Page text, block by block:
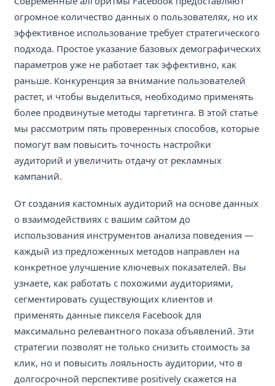
огромное количество данных о пользователях, но их
эффективное использование требует стратегического
подхода. Простое указание базовых демографических
параметров уже не работает так эффективно, как
раньше. Конкуренция за внимание пользователей
растет, и чтобы выделиться, необходимо применять
более продвинутые методы таргетинга. В этой статье
мы рассмотрим пять проверенных способов, которые
помогут вам повысить точность настройки
аудиторий и увеличить отдачу от рекламных
кампаний.
От создания кастомных аудиторий на основе данных
о взаимодействиях с вашим сайтом до
использования инструментов анализа поведения —
каждый из предложенных методов направлен на
конкретное улучшение ключевых показателей. Вы
узнаете, как работать с похожими аудиториями,
сегментировать существующих клиентов и
применять данные пикселя Facebook для
максимально релевантного показа объявлений. Эти
стратегии позволят не только снизить стоимость за
клик, но и повысить лояльность аудитории, что в
долгосрочной перспективе positively скажется на